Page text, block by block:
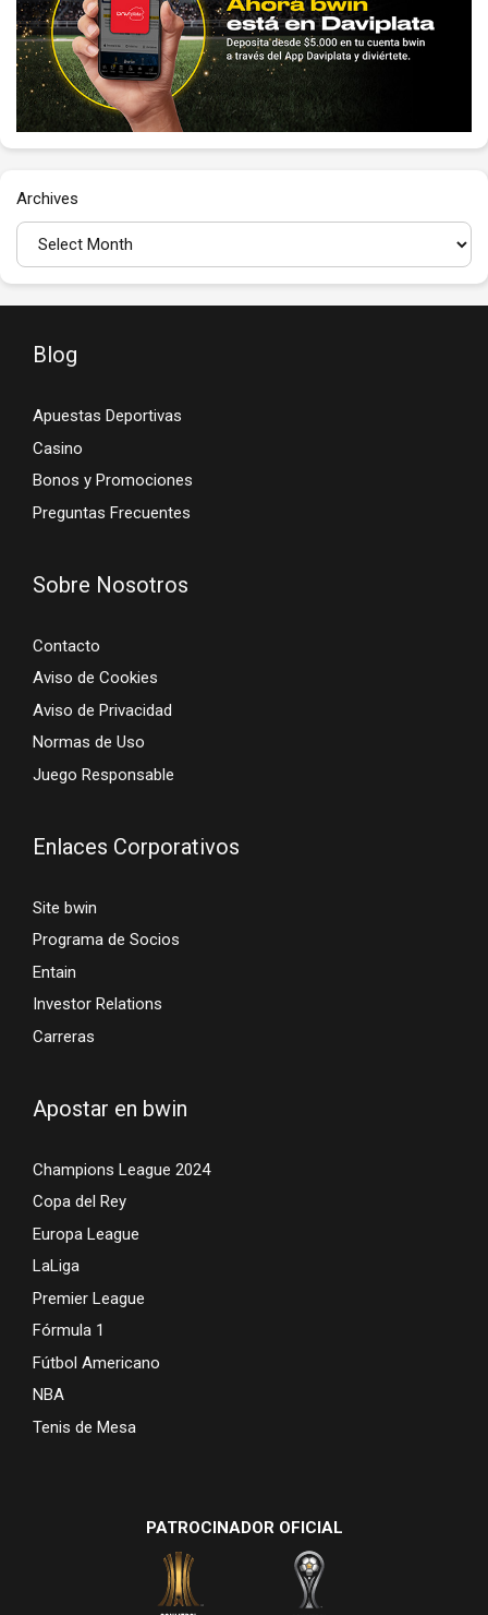
Archives
Blog
Apuestas Deportivas
Casino
Bonos y Promociones
Preguntas Frecuentes
Sobre Nosotros
Contacto
Aviso de Cookies
Aviso de Privacidad
Normas de Uso
Juego Responsable
Enlaces Corporativos
Site bwin
Programa de Socios
Entain
Investor Relations
Carreras
Apostar en bwin
Champions League 2024
Copa del Rey
Europa League
LaLiga
Premier League
Fórmula 1
Fútbol Americano
NBA
Tenis de Mesa
PATROCINADOR OFICIAL